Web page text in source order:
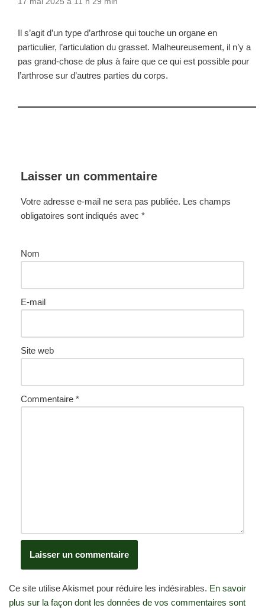
Il s’agit d’un type d’arthrose qui touche un organe en
particulier, l’articulation du grasset. Malheureusement, il n’y a
pas grand-chose de plus à faire que ce qui est possible pour
l’arthrose sur d’autres parties du corps.
Laisser un commentaire
Votre adresse e-mail ne sera pas publiée. Les champs
obligatoires sont indiqués avec *
Nom
E-mail
Site web
Commentaire *
Ce site utilise Akismet pour réduire les indésirables. En savoir
plus sur la façon dont les données de vos commentaires sont